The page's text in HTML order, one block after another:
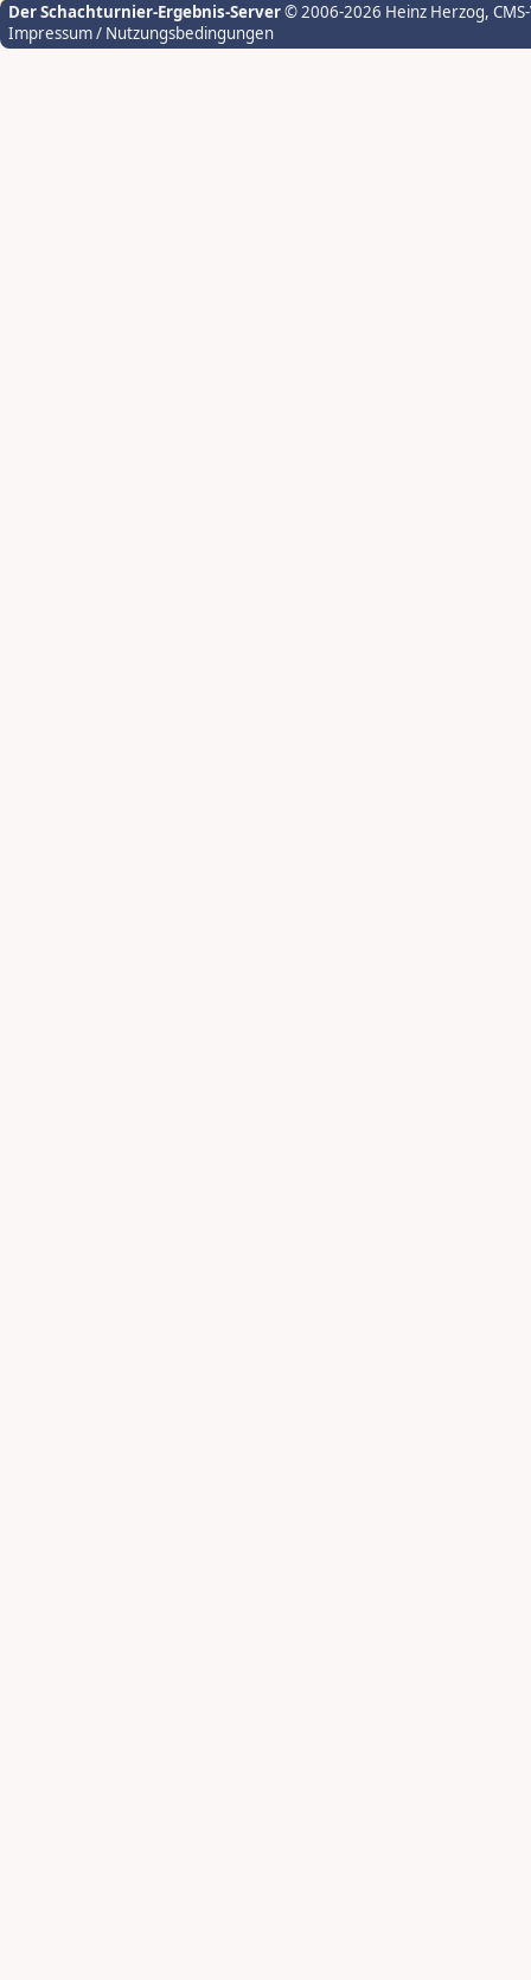
Der Schachturnier-Ergebnis-Server© 2006-2026 Heinz Herzog,
Impressum / Nutzungsbedingungen